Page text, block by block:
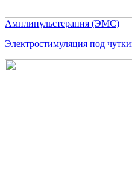
Амплипульстерапия (ЭМС)
Электростимуляция под